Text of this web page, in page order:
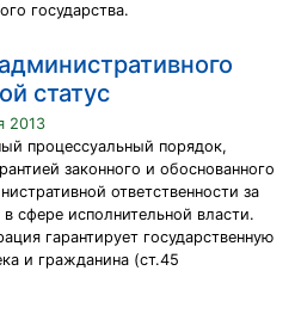
государства.
статус
2013
процессуальный порядок,
законного и обоснованного
ответственности за
сфере исполнительной власти.
гарантирует государственную
и гражданина (ст.45